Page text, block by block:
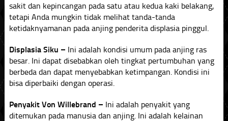
sakit dan kepincangan pada satu atau kedua kaki belakang,
tetapi Anda mungkin tidak melihat tanda-tanda
ketidaknyamanan pada anjing penderita displasia pinggul.
Displasia Siku – Ini adalah kondisi umum pada anjing ras
besar. Ini dapat disebabkan oleh tingkat pertumbuhan yang
berbeda dan dapat menyebabkan ketimpangan. Kondisi ini
bisa diperbaiki dengan operasi.
Penyakit Von Willebrand – Ini adalah penyakit yang
ditemukan pada manusia dan anjing. Ini adalah kelainan